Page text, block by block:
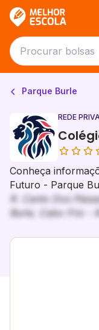
Parque Burle
REDE
Conheça
Futuro - Parque
R. Canto Dos
Burle, Cabo Frio -